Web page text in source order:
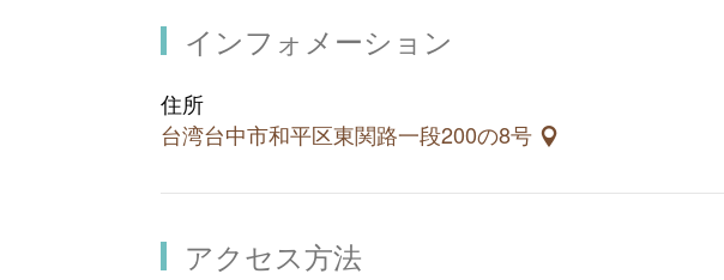
インフォメーション
住所
台湾台中市和平区東関路一段200の8号
アクセス方法